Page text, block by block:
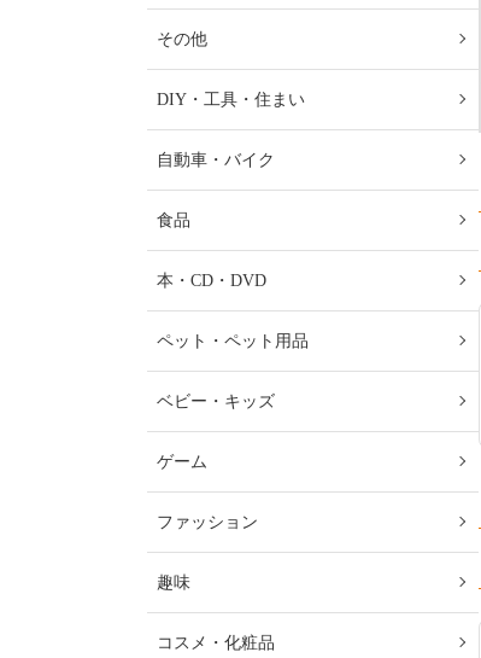
その他
DIY・工具・住まい
自動車・バイク
食品
本・CD・DVD
ペット・ペット用品
ベビー・キッズ
ゲーム
ファッション
趣味
コスメ・化粧品